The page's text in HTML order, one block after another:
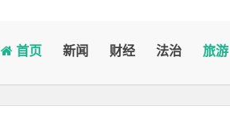
首页 新闻 财经 法治 旅游